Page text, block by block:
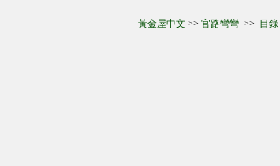
黃金屋中文 >> 官路彎彎 >> 目錄